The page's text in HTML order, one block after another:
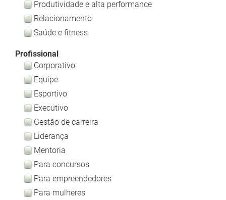
Produtividade e alta performance
Relacionamento
Saúde e fitness
Profissional
Corporativo
Equipe
Esportivo
Executivo
Gestão de carreira
Liderança
Mentoria
Para concursos
Para empreendedores
Para mulheres